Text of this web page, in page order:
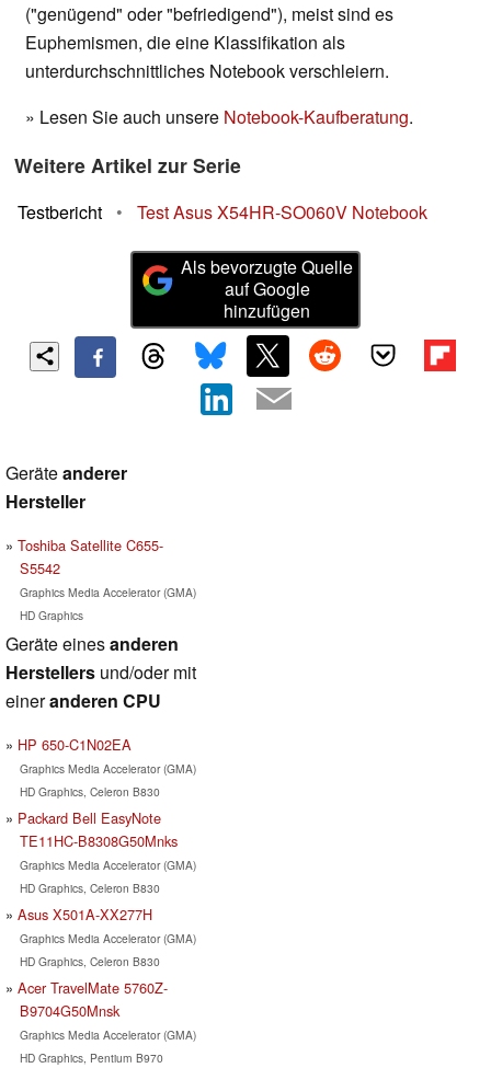
("genügend" oder "befriedigend"), meist sind es
Euphemismen, die eine Klassifikation als
unterdurchschnittliches Notebook verschleiern.
» Lesen Sie auch unsere Notebook-Kaufberatung.
Weitere Artikel zur Serie
Testbericht • Test Asus X54HR-SO060V Notebook
Als bevorzugte Quelle
auf Google
hinzufügen
Geräteanderer
Hersteller
Toshiba Satellite C655-
S5542
Graphics Media Accelerator (GMA)
HD Graphics
Geräte einesanderen
Herstellers und/oder mit
eineranderen CPU
HP 650-C1N02EA
Graphics Media Accelerator (GMA)
HD Graphics, Celeron B830
Packard Bell EasyNote
TE11HC-B8308G50Mnks
Graphics Media Accelerator (GMA)
HD Graphics, Celeron B830
Asus X501A-XX277H
Graphics Media Accelerator (GMA)
HD Graphics, Celeron B830
Acer TravelMate 5760Z-
B9704G50Mnsk
Graphics Media Accelerator (GMA)
HD Graphics, Pentium B970